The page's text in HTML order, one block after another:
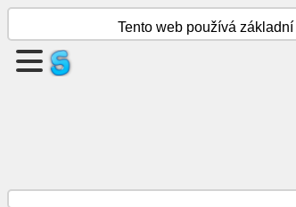
Vytvořte
Tento web používá